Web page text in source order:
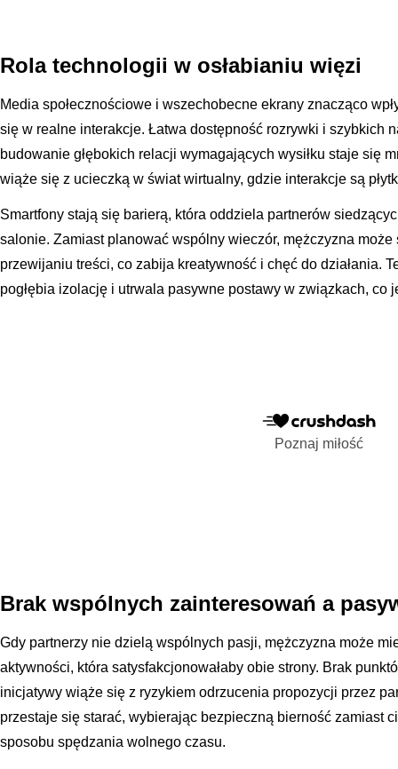
Rola technologii w osłabianiu więzi
Media społecznościowe i wszechobecne ekrany znacząco
się w realne interakcje. Łatwa dostępność rozrywki i szybkich
budowanie głębokich relacji wymagających wysiłku staje się
wiąże się z ucieczką w świat wirtualny, gdzie interakcje są
Smartfony stają się barierą, która oddziela partnerów
salonie. Zamiast planować wspólny wieczór, mężczyzna
przewijaniu treści, co zabija kreatywność i chęć do działania.
pogłębia izolację i utrwala pasywne postawy w związkach, co
Poznaj miłość
Brak wspólnych zainteresowań a
Gdy partnerzy nie dzielą wspólnych pasji, mężczyzna może
aktywności, która satysfakcjonowałaby obie strony. Brak
inicjatywy wiąże się z ryzykiem odrzucenia propozycji przez
przestaje się starać, wybierając bezpieczną bierność zamiast
sposobu spędzania wolnego czasu.